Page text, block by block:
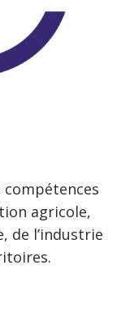
compétences
agricole,
de l’industrie